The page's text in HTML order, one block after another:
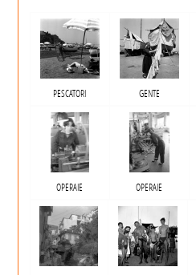
PESCATORI GENTE
OPERAIE OPERAIE